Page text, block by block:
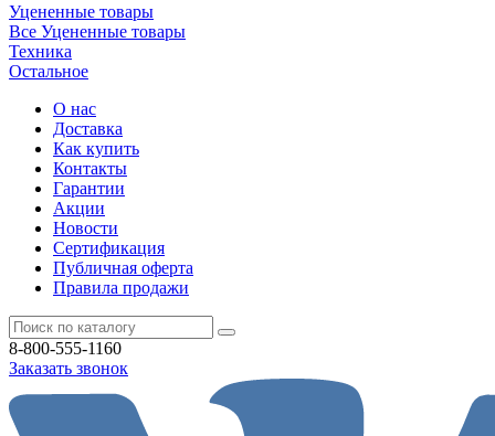
Уцененные товары
Все Уцененные товары
Техника
Остальное
О нас
Доставка
Как купить
Контакты
Гарантии
Акции
Новости
Cертификация
Публичная оферта
Правила продажи
8-800-555-1160
Заказать звонок